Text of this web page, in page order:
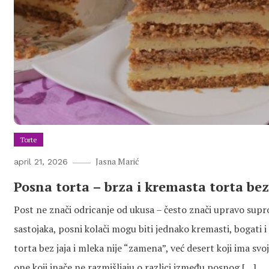
Torte
april 21, 2026 Jasna Marić
Posna torta – brza i kremasta torta
Post ne znači odricanje od ukusa – često znači upravo
sastojaka, posni kolači mogu biti jednako kremasti, bogati
torta bez jaja i mleka nije “zamena”, već desert koji ima